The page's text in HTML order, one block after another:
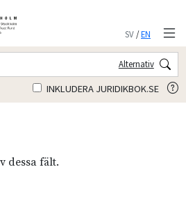
SV/EN
Alternativ
INKLUDERA JURIDIKBOK.SE
dessa fält.